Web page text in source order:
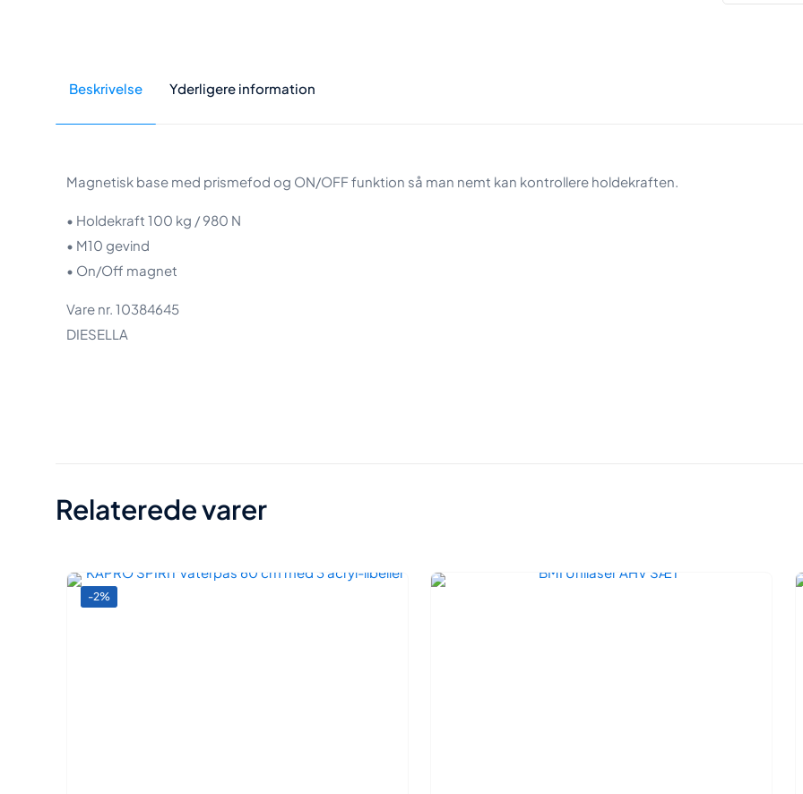
gevind
Beskrivelse Yderligere information
Magnetisk base med prismefod og ON/OFF funktion så man nemt kan kontrollere holdekraften.
• Holdekraft 100 kg / 980 N
• M10 gevind
• On/Off magnet
Vare nr. 10384645
DIESELLA
Relaterede varer
-2%